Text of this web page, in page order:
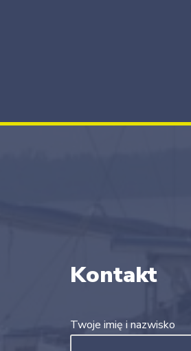
Kontakt
Twoje imię i nazwisko